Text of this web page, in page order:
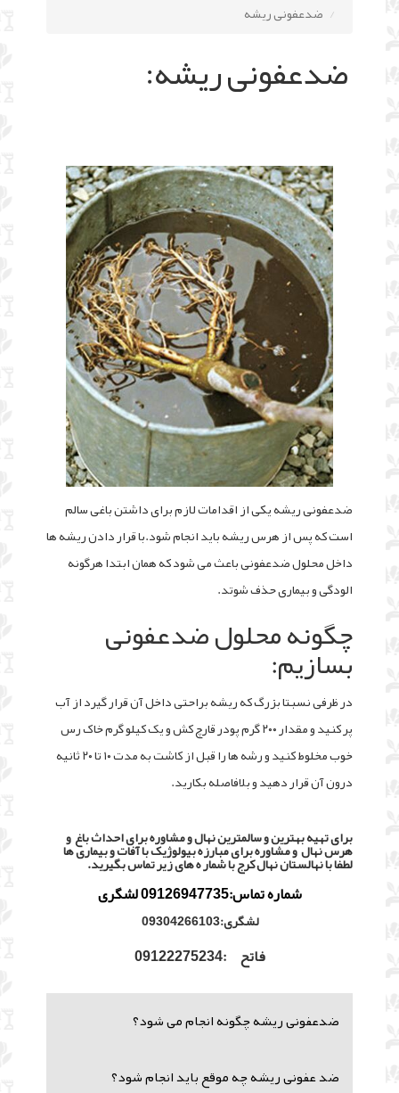
ضدعفونی ریشه
ضدعفونی ریشه:
ضدعفونی ریشه یکی از اقدامات لازم برای داشتن باغی سالم
است که پس از هرس ریشه باید انجام شود.با قرار دادن ریشه ها
داخل محلول ضدعفونی باعث می شود که همان ابتدا هرگونه
الودگی و بیماری حذف شوتد.
چگونه محلول ضدعفونی
بسازیم:
در ظرفی نسبتا بزرگ که ریشه براحتی داخل آن قرار گیرد از آب
پر کنید و مقدار ۲۰۰ گرم پودر قارچ کش و یک کیلو گرم خاک رس
خوب مخلوط کنید و رشه ها را قبل از کاشت به مدت ۱۰ تا ۲۰ ثانیه
درون آن قرار دهید و بلافاصله بکارید.
برای تهیه بهترین و سالمترین نهال و مشاوره برای احداث باغ و
هرس نهال و مشاوره برای مبارزه بیولوژیک با آفات و بیماری ها
لطفا با نهالستان نهال کرج با شمار ه های زیر تماس بگیرید.
شماره تماس:09126947735 لشگری
لشگری:09304266103
فاتح :09122275234
ضدعفونی ریشه چگونه انجام می شود؟
ضد عفونی ریشه چه موقع باید انجام شود؟